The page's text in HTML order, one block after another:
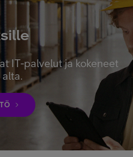
IT-palvelut ja kokeneet